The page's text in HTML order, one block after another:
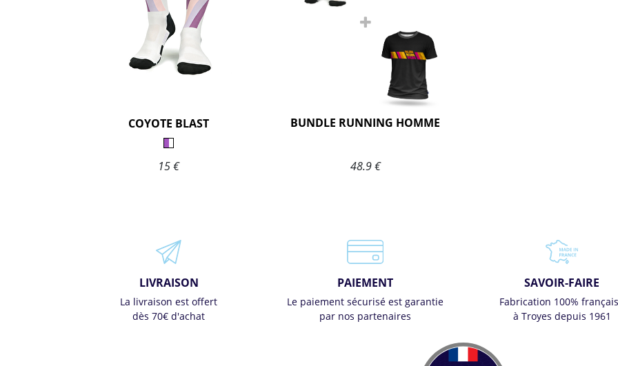
COYOTE BLAST
15 €
BUNDLE RUNNING HOMME
48.9 €
LIVRAISON
La livraison est offert
dès 70€ d'achat
PAIEMENT
Le paiement sécurisé est garantie
par nos partenaires
SAVOIR-FAIRE
Fabrication 100%
à Troyes depuis 1961